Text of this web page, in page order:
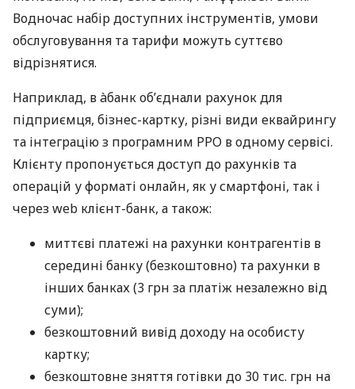
Водночас набір доступних інструментів, умови
обслуговування та тарифи можуть суттєво
відрізнятися.
Наприклад, в àбанк об’єднали рахунок для
підприємця, бізнес-картку, різні види еквайрингу
та інтеграцію з програмним РРО в одному сервісі.
Клієнту пропонується доступ до рахунків та
операцій у форматі онлайн, як у смартфоні, так і
через web клієнт-банк, а також:
миттєві платежі на рахунки контрагентів в
середині банку (безкоштовно) та рахунки в
інших банках (3 грн за платіж незалежно від
суми);
безкоштовний вивід доходу на особисту
картку;
безкоштовне зняття готівки до 30 тис. грн на